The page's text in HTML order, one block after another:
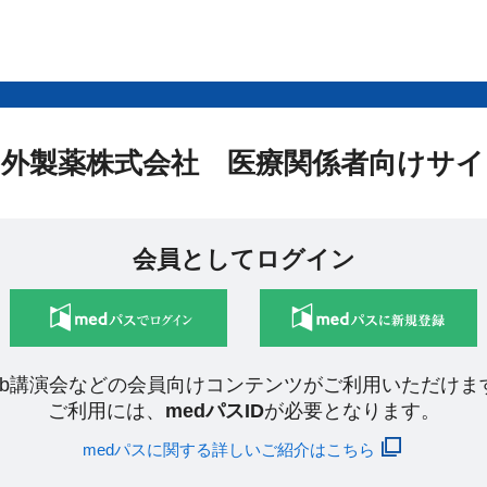
製薬株式会社 医療関係者向けサ
会員としてログイン
講演会などの会員向けコンテンツがご利用いただけま
ご利用には、 medパスIDが必要となります。
medパスに関する詳しいご紹介はこちら